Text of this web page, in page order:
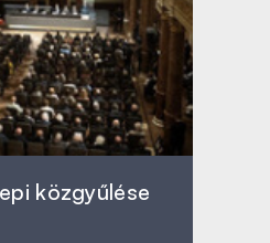
közgyűlése